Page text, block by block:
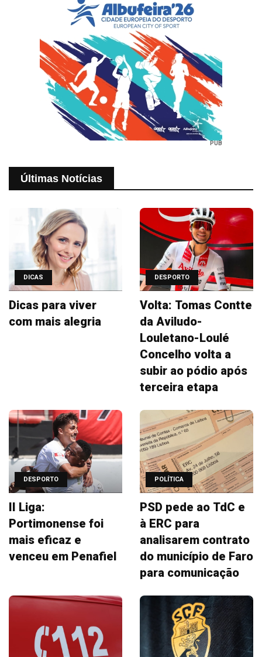
PUB
Últimas Notícias
DICAS
Dicas para viver
com mais alegria
DESPORTO
Volta: Tomas Contte
da Aviludo-
Louletano-Loulé
Concelho volta a
subir ao pódio após
terceira etapa
DESPORTO
II Liga:
Portimonense foi
mais eficaz e
venceu em Penafiel
POLÍTICA
PSD pede ao TdC e
à ERC para
analisarem contrato
do município de Faro
para comunicação